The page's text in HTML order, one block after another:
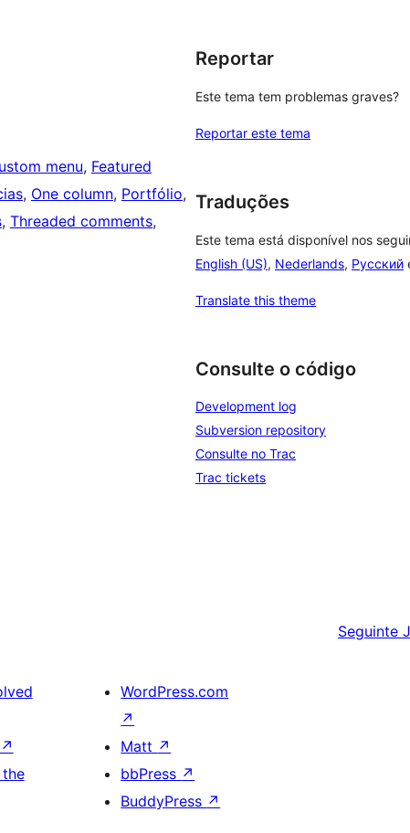
menu, Featured
, One column, Portfólio
, Threaded comments
Reportar
Este tema tem problemas graves?
Reportar este tema
Traduções
Este tema está disponível nos
English (US), Nederlands, Русский
Translate this theme
Consulte o código
Development log
Subversion repository
Consulte no Trac
Trac tickets
Seguinte
↗
WordPress.com
↗
Matt ↗
bbPress ↗
BuddyPress ↗